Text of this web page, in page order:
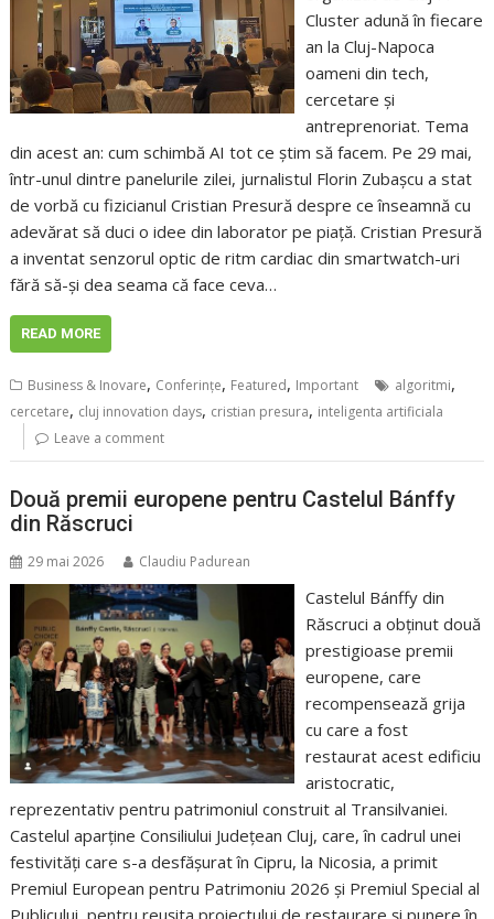
Cluster adună în fiecare
an la Cluj-Napoca
oameni din tech,
cercetare și
antreprenoriat. Tema
din acest an: cum schimbă AI tot ce știm să facem. Pe 29 mai,
într-unul dintre panelurile zilei, jurnalistul Florin Zubașcu a stat
de vorbă cu fizicianul Cristian Presură despre ce înseamnă cu
adevărat să duci o idee din laborator pe piață. Cristian Presură
a inventat senzorul optic de ritm cardiac din smartwatch-uri
fără să-și dea seama că face ceva…
READ MORE
Business & Inovare, Conferințe, Featured, Important algoritmi,
cercetare, cluj innovation days, cristian presura, inteligenta artificiala
Leave a comment
Două premii europene pentru Castelul Bánffy
din Răscruci
29 mai 2026 Claudiu Padurean
Castelul Bánffy din
Răscruci a obținut două
prestigioase premii
europene, care
recompensează grija
cu care a fost
restaurat acest edificiu
aristocratic,
reprezentativ pentru patrimoniul construit al Transilvaniei.
Castelul aparține Consiliului Județean Cluj, care, în cadrul unei
festivități care s-a desfășurat în Cipru, la Nicosia, a primit
Premiul European pentru Patrimoniu 2026 și Premiul Special al
Publicului, pentru reușita proiectului de restaurare și punere în